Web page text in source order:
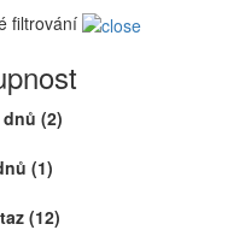
filtrování
(2)
(1)
(12)